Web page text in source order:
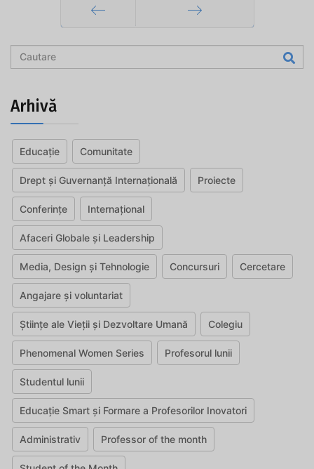
Prec Mai departe
Arhivă
Educație Comunitate
Drept și Guvernanță Internațională Proiecte
Conferințe Internațional
Afaceri Globale și Leadership
Media, Design și Tehnologie Concursuri Cercetare
Angajare și voluntariat
Științe ale Vieții și Dezvoltare Umană Colegiu
Phenomenal Women Series Profesorul lunii
Studentul lunii
Educație Smart și Formare a Profesorilor Inovatori
Administrativ Professor of the month